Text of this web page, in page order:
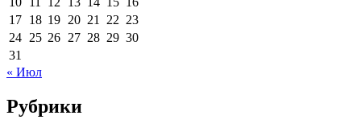
17 18 19 20 21 22 23
24 25 26 27 28 29 30
31
« Июл
Рубрики